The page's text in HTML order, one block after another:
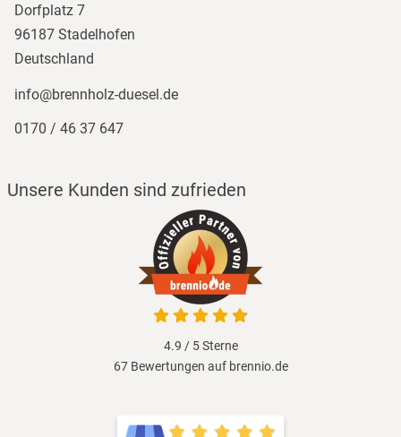
Dorfplatz 7
96187 Stadelhofen
Deutschland
info@brennholz-duesel.de
0170 / 46 37 647
Unsere Kunden sind zufrieden
4.9 / 5Sterne
67 Bewertungen auf brennio.de